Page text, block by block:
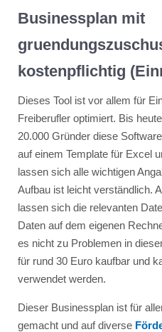
Businessplan mit
kostenpflichtig
Dieses Tool ist vor allem für
Freiberufler optimiert. Bis
20.000 Gründer diese
auf einem Template für Excel
lassen sich alle wichtigen
Aufbau ist leicht verständlich.
lassen sich die relevanten
Daten auf dem eigenen
es nicht zu Problemen in
für rund 30 Euro kaufbar und
verwendet werden.
Dieser Businessplan ist für
gemacht und auf diverse